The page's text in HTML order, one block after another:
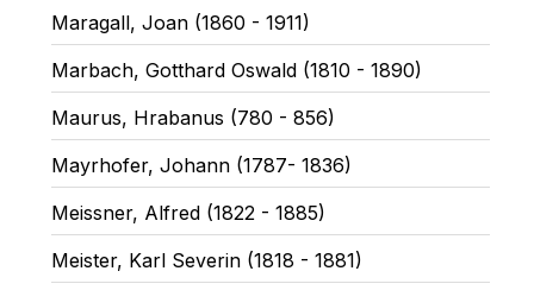
Maragall, Joan (1860 - 1911)
Marbach, Gotthard Oswald (1810 - 1890)
Maurus, Hrabanus (780 - 856)
Mayrhofer, Johann (1787- 1836)
Meissner, Alfred (1822 - 1885)
Meister, Karl Severin (1818 - 1881)